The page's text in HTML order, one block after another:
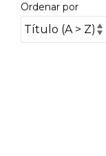
Ordenar por